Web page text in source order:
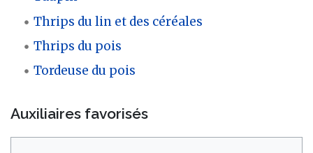
Thrips du lin et des céréales
Thrips du pois
Tordeuse du pois
Auxiliaires favorisés